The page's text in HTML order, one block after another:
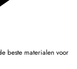
beste materialen voor